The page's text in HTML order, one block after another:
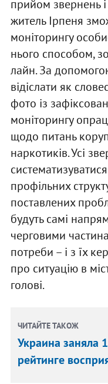
прийом звернень
житель Ірпеня
моніторингу
нього способом,
лайн. За
відіслати як
фото із
моніторингу
щодо питань
наркотиків. Усі
профільних
поставлених
будуть самі
черговими
потреби – і з їх
про ситуацію в
голові.
ЧИТАЙТЕ ТАКОЖ
Украина заняла
рейтинге